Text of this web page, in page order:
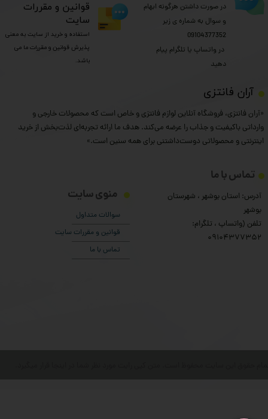
​آران فانتزی
«آران فانتزی، فروشگاه آنلاین لوازم فانتزی و خاص است که محصولات خارجی و
وارداتی باکیفیت و جذاب را عرضه می‌کند. هدف ما ارائه تجربه‌ای لذت‌بخش از خرید
اینترنتی و محصولاتی دوست‌داشتنی برای همه سنین است.»
منوی سایت
سوالات متداول
قوانین و مقررات سایت
تماس با ما
تماس با ما
آدرس: استان بوشهر ، شهرستان
بوشهر
تلفن (واتساپ ، تلگرام:
۰9104377352
در صورت داشتن هرگونه ابهام
و سوال به شماره ی زیر
09104377352
​​​​​​​ در واتساپ یا تلگرام پیام
دهید
​قوانین و مقررات
سایت
استفاده و خرید از سایت به معنی
پذیرش قوانین و مقررات ما می
باشد.